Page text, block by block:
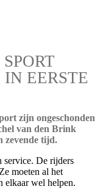
EERSTE
zijn ongeschonden
van den Brink
zevende tijd.
service. De rijders
moeten al het
elkaar wel helpen.